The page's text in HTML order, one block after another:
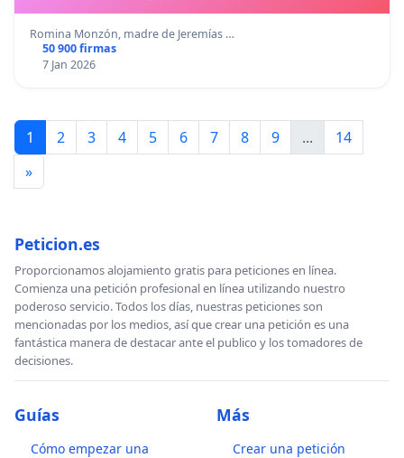
Romina Monzón, madre de Jeremías …
50 900 firmas
7 Jan 2026
1 2 3 4 5 6 7 8 9 ...
14
»
Peticion.es
Proporcionamos alojamiento gratis para peticiones en línea.
Comienza una petición profesional en línea utilizando nuestro
poderoso servicio. Todos los días, nuestras peticiones son
mencionadas por los medios, así que crear una petición es una
fantástica manera de destacar ante el publico y los tomadores de
decisiones.
Guías
Cómo empezar una
Más
Crear una petición